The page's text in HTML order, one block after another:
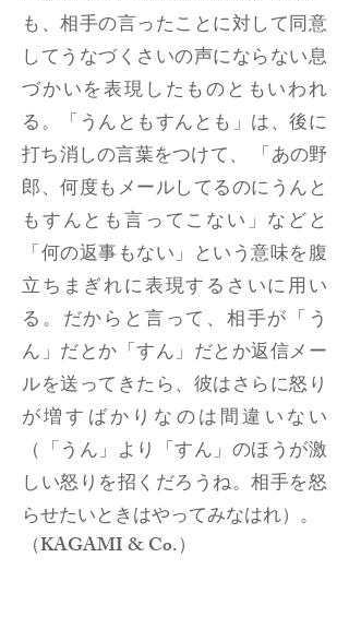
も、相手の言ったことに対して同意
してうなづくさいの声にならない息
づかいを表現したものともいわれ
る。「うんともすんとも」は、後に
打ち消しの言葉をつけて、 「あの野
郎、何度もメールしてるのにうんと
もすんとも言ってこない」などと
「何の返事もない」という意味を腹
立ちまぎれに表現するさいに用い
る。だからと言って、相手が「う
ん」だとか「すん」だとか返信メー
ルを送ってきたら、彼はさらに怒り
が増すばかりなのは間違いない
（「うん」より「すん」のほうが激
しい怒りを招くだろうね。相手を怒
らせたいときはやってみなはれ）。
（KAGAMI & Co.）